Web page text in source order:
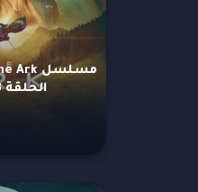
الحلقة 3 مترجمة